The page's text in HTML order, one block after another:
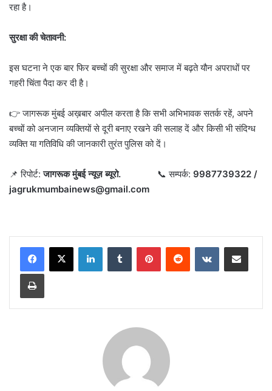
रहा है।
सुरक्षा की चेतावनी:
इस घटना ने एक बार फिर बच्चों की सुरक्षा और समाज में बढ़ते यौन अपराधों पर
गहरी चिंता पैदा कर दी है।
👉 जागरूक मुंबई अख़बार अपील करता है कि सभी अभिभावक सतर्क रहें, अपने
बच्चों को अनजान व्यक्तियों से दूरी बनाए रखने की सलाह दें और किसी भी संदिग्ध
व्यक्ति या गतिविधि की जानकारी तुरंत पुलिस को दें।
📌 रिपोर्ट:जागरूक मुंबई न्यूज़ ब्यूरो. 📞 सम्पर्क: 9987739322 /
jagrukmumbainews@gmail.com